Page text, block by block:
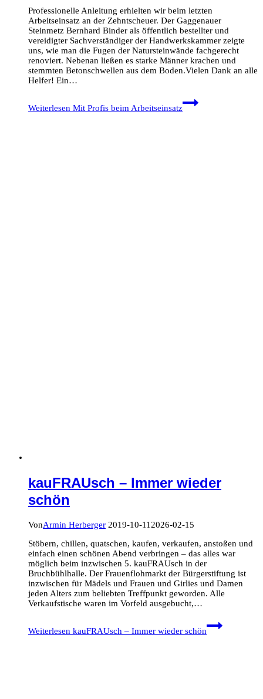
Professionelle Anleitung erhielten wir beim letzten
Arbeitseinsatz an der Zehntscheuer. Der Gaggenauer
Steinmetz Bernhard Binder als öffentlich bestellter und
vereidigter Sachverständiger der Handwerkskammer zeigte
uns, wie man die Fugen der Natursteinwände fachgerecht
renoviert. Nebenan ließen es starke Männer krachen und
stemmten Betonschwellen aus dem Boden.Vielen Dank an alle
Helfer! Ein…
Weiterlesen Mit Profis beim Arbeitseinsatz
kauFRAUsch – Immer wieder
schön
VonArmin Herberger 2019-10-112026-02-15
Stöbern, chillen, quatschen, kaufen, verkaufen, anstoßen und
einfach einen schönen Abend verbringen – das alles war
möglich beim inzwischen 5. kauFRAUsch in der
Bruchbühlhalle. Der Frauenflohmarkt der Bürgerstiftung ist
inzwischen für Mädels und Frauen und Girlies und Damen
jeden Alters zum beliebten Treffpunkt geworden. Alle
Verkaufstische waren im Vorfeld ausgebucht,…
Weiterlesen kauFRAUsch – Immer wieder schön